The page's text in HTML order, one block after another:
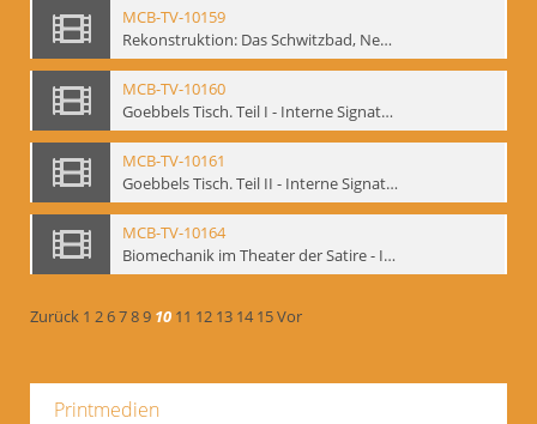
MCB-TV-10159
Rekonstruktion: Das Schwitzbad, New York 1993 - Interne Signatur: BM-vid-133
MCB-TV-10160
Goebbels Tisch. Teil I - Interne Signatur: BM-vid-134
MCB-TV-10161
Goebbels Tisch. Teil II - Interne Signatur: BM-vid-135
MCB-TV-10164
Biomechanik im Theater der Satire - Interne Signatur: BM-vid-189
Zurück 1 26789 10 11 12 13 14 15Vor
Printmedien